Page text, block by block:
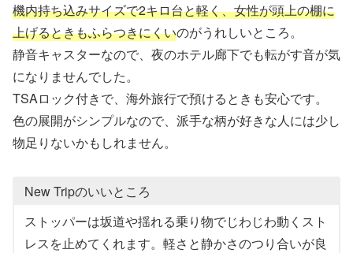
機内持ち込みサイズで2キロ台と軽く、女性が頭上の棚に
上げるときもふらつきにくいのがうれしいところ。
静音キャスターなので、夜のホテル廊下でも転がす音が気
になりませんでした。
TSAロック付きで、海外旅行で預けるときも安心です。
色の展開がシンプルなので、派手な柄が好きな人には少し
物足りないかもしれません。
New Tripのいいところ
ストッパーは坂道や揺れる乗り物でじわじわ動くスト
レスを止めてくれます。軽さと静かさのつり合いが良